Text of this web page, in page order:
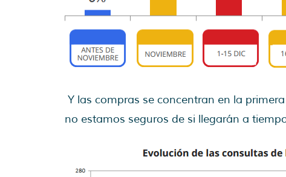
Y las compras se concentran en la
no estamos seguros de si llegarán a